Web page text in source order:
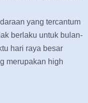
yang tercantum
berlaku untuk bulan-
hari raya besar
merupakan high